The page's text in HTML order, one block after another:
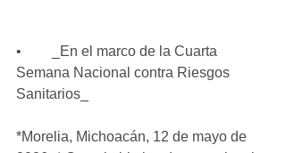
•	_En el marco de la Cuarta
Semana Nacional contra Riesgos
Sanitarios_
*Morelia, Michoacán, 12 de mayo de